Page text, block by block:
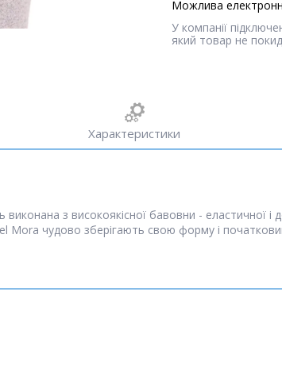
У компанії
який товар не
Характеристики
з високоякісної бавовни - еластичної і
Mora чудово зберігають свою форму і